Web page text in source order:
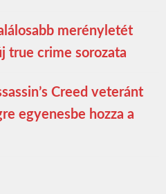
merényletét
true crime sorozata
Creed veteránt
egyenesbe hozza a